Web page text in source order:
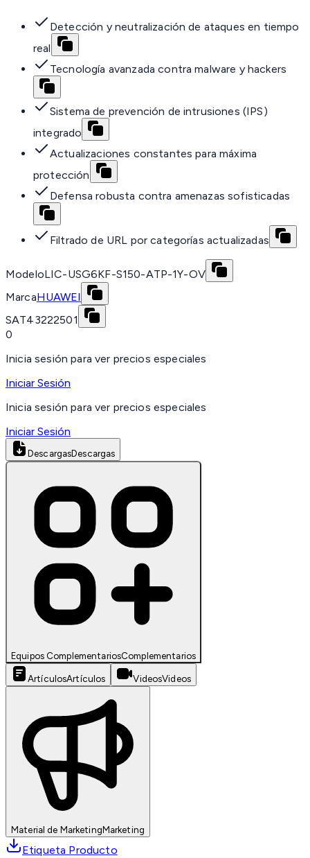
Detección y neutralización de ataques en tiempo
real
Tecnología avanzada contra malware y hackers
Sistema de prevención de intrusiones (IPS)
integrado
Actualizaciones constantes para máxima
protección
Defensa robusta contra amenazas sofisticadas
Filtrado de URL por categorías actualizadas
ModeloLIC-USG6KF-S150-ATP-1Y-OV
MarcaHUAWEI
SAT43222501
0
Inicia sesión para ver precios especiales
Iniciar Sesión
Inicia sesión para ver precios especiales
Iniciar Sesión
DescargasDescargas
Equipos ComplementariosComplementarios
ArtículosArtículos VideosVideos
Material de MarketingMarketing
Etiqueta Producto